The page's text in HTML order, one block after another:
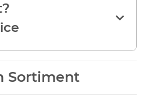
Sortiment